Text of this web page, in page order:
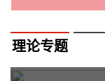
理论专题